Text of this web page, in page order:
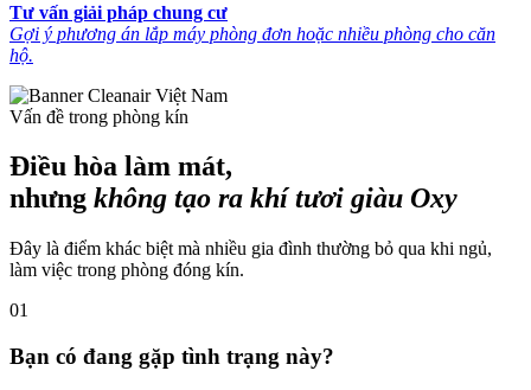
Tư vấn giải pháp chung cư
Gợi ý phương án lắp máy phòng đơn hoặc nhiều phòng cho căn
hộ.
Vấn đề trong phòng kín
Điều hòa làm mát,
nhưng không tạo ra khí tươi giàu Oxy
Đây là điểm khác biệt mà nhiều gia đình thường bỏ qua khi ngủ,
làm việc trong phòng đóng kín.
01
Bạn có đang gặp tình trạng này?